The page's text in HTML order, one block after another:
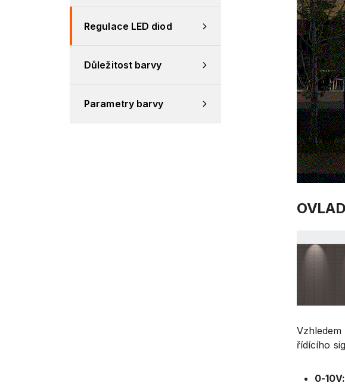
Regulace LED diod
Důležitost barvy
Parametry barvy
řídícího
0-10V: